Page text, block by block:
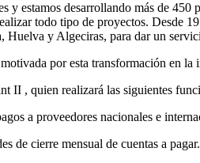
y estamos desarrollando más de
todo tipo de proyectos. Desde
Huelva y Algeciras, para dar un
motivada por esta transformación en
II , quien realizará las siguientes
a proveedores nacionales e
de cierre mensual de cuentas a pagar.